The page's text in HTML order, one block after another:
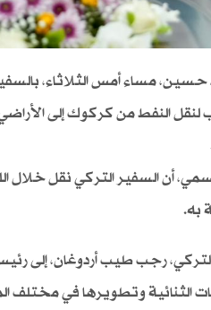
حسين، مساء أمس الثلاثاء،
لنقل النفط من كركوك إلى
أن السفير التركي نقل خلال
به.
رجب طيب أردوغان، إلى
الثنائية وتطويرها في مختلف